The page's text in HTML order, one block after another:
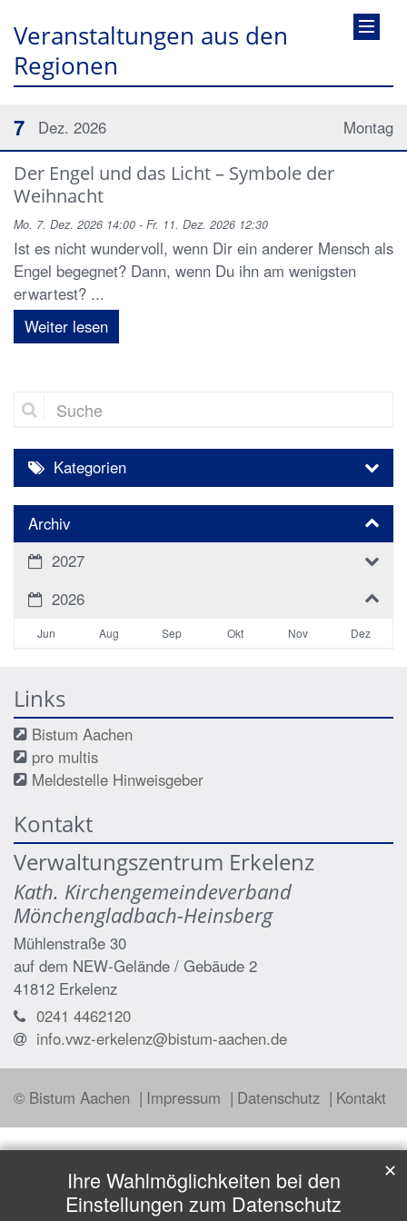
Veranstaltungen aus den
Regionen
Montag
7 Dez. 2026
Der Engel und das Licht – Symbole der
Weihnacht
Mo. 7. Dez. 2026 14:00 - Fr. 11. Dez. 2026 12:30
Ist es nicht wundervoll, wenn Dir ein anderer Mensch als
Engel begegnet? Dann, wenn Du ihn am wenigsten
erwartest? ...
Weiter lesen
Suche
Kategorien
Archiv
2027
2026
Jun Aug Sep Okt Nov Dez
Links
Bistum Aachen
pro multis
Meldestelle Hinweisgeber
Kontakt
Verwaltungszentrum Erkelenz
Kath. Kirchengemeindeverband
Mönchengladbach-Heinsberg
Mühlenstraße 30
auf dem NEW-Gelände / Gebäude 2
41812 Erkelenz
0241 4462120
info.vwz-erkelenz@bistum-aachen.de
© Bistum Aachen Impressum Datenschutz Kontakt
Ihre Wahlmöglichkeiten bei den
Einstellungen zum Datenschutz
✕